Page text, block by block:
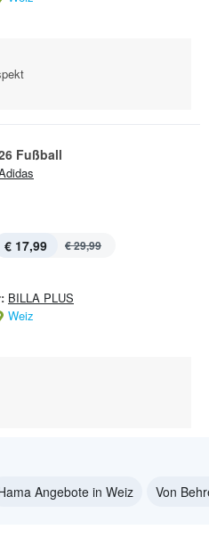
Fußball
€ 17,99 € 29,99
BILLA PLUS
Weiz
Angebote in Weiz Von